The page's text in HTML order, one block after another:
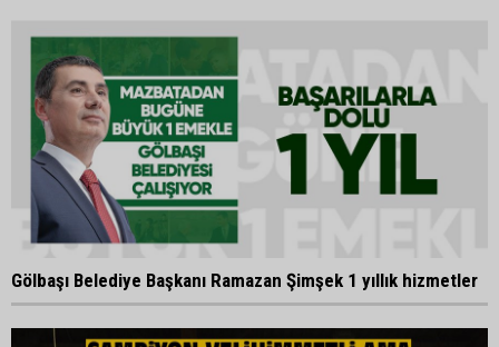
Gölbaşı Belediye Başkanı Ramazan Şimşek 1 yıllık hizmetler